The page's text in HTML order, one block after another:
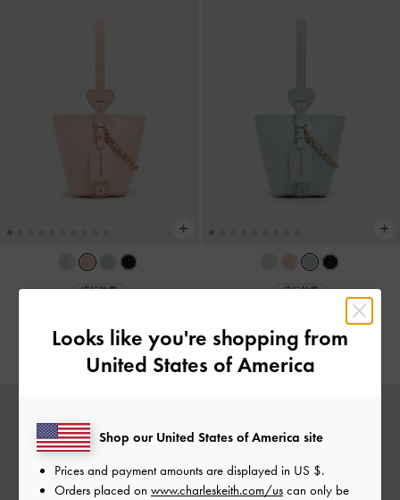
流行熱賣
HK$539.00
流行熱賣
海鹽藍
HK$539.00
Looks like you're shopping from
United States of America
Shop our United States of America site
Prices and payment amounts are displayed in US $.
Orders placed on www.charleskeith.com/us can only be